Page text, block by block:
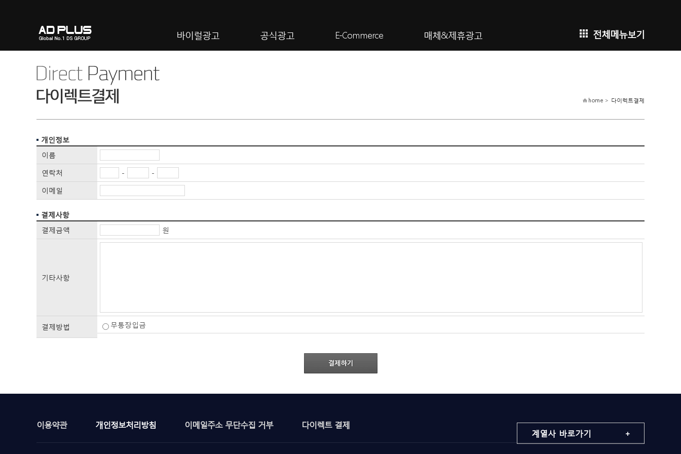
바이럴광고 공식광고 E-Commerce 매체&제휴광고 전체메뉴보기
home > 다이렉트결제
개인정보
이름
연락처
-
-
이메일
결제사항
결제금액
원
기타사항
결제방법 무통장입금
이용약관 개인정보처리방침 이메일주소 무단수집 거부
다이렉트 결제
계열사 바로가기 +